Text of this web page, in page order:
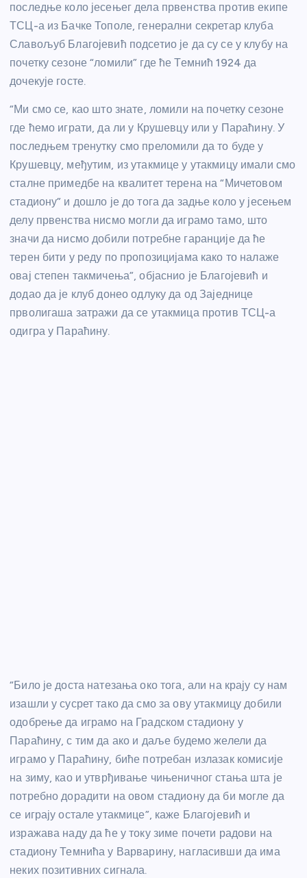
последње коло јесењег дела првенства против екипе
ТСЦ-а из Бачке Тополе, генерални секретар клуба
Славољуб Благојевић подсетио је да су се у клубу на
почетку сезоне “ломили” где ће Темнић 1924 да
дочекује госте.
“Ми смо се, као што знате, ломили на почетку сезоне
где ћемо играти, да ли у Крушевцу или у Параћину. У
последњем тренутку смо преломили да то буде у
Крушевцу, међутим, из утакмице у утакмицу имали смо
сталне примедбе на квалитет терена на “Мичетовом
стадиону” и дошло је до тога да задње коло у јесењем
делу првенства нисмо могли да играмо тамо, што
значи да нисмо добили потребне гаранције да ће
терен бити у реду по пропозицијама како то налаже
овај степен такмичења”, објаснио је Благојевић и
додао да је клуб донео одлуку да од Заједнице
прволигаша затражи да се утакмица против ТСЦ-а
одигра у Параћину.
“Било је доста натезања око тога, али на крају су нам
изашли у сусрет тако да смо за ову утакмицу добили
одобрење да играмо на Градском стадиону у
Параћину, с тим да ако и даље будемо желели да
играмо у Параћину, биће потребан излазак комисије
на зиму, као и утврђивање чињеничног стања шта је
потребно дорадити на овом стадиону да би могле да
се играју остале утакмице”, каже Благојевић и
изражава наду да ће у току зиме почети радови на
стадиону Темнића у Варварину, нагласивши да има
неких позитивних сигнала.